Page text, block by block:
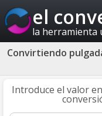
el
la herramienta
Convirtiendo
Introduce el valor